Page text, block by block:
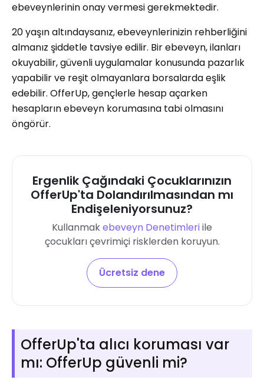
ebeveynlerinin onay vermesi gerekmektedir.
20 yaşın altındaysanız, ebeveynlerinizin rehberliğini
almanız şiddetle tavsiye edilir. Bir ebeveyn, ilanları
okuyabilir, güvenli uygulamalar konusunda pazarlık
yapabilir ve reşit olmayanlara borsalarda eşlik
edebilir. OfferUp, gençlerle hesap açarken
hesapların ebeveyn korumasına tabi olmasını
öngörür.
Ergenlik Çağındaki Çocuklarınızın
OfferUp'ta Dolandırılmasından mı
Endişeleniyorsunuz?
Kullanmakebeveyn Denetimleriile
çocukları çevrimiçi risklerden koruyun.
Ücretsiz dene
OfferUp'ta alıcı koruması var
mı: OfferUp güvenli mi?